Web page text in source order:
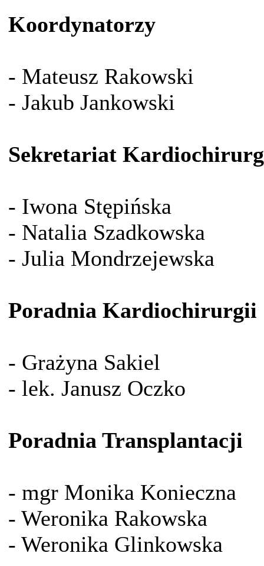
Koordynatorzy
- Mateusz Rakowski
- Jakub Jankowski
Sekretariat
- Iwona Stępińska
- Natalia Szadkowska
- Julia Mondrzejewska
Poradnia Kardiochirurgii
- Grażyna Sakiel
- lek. Janusz Oczko
Poradnia Transplantacji
- mgr Monika Konieczna
- Weronika Rakowska
- Weronika Glinkowska